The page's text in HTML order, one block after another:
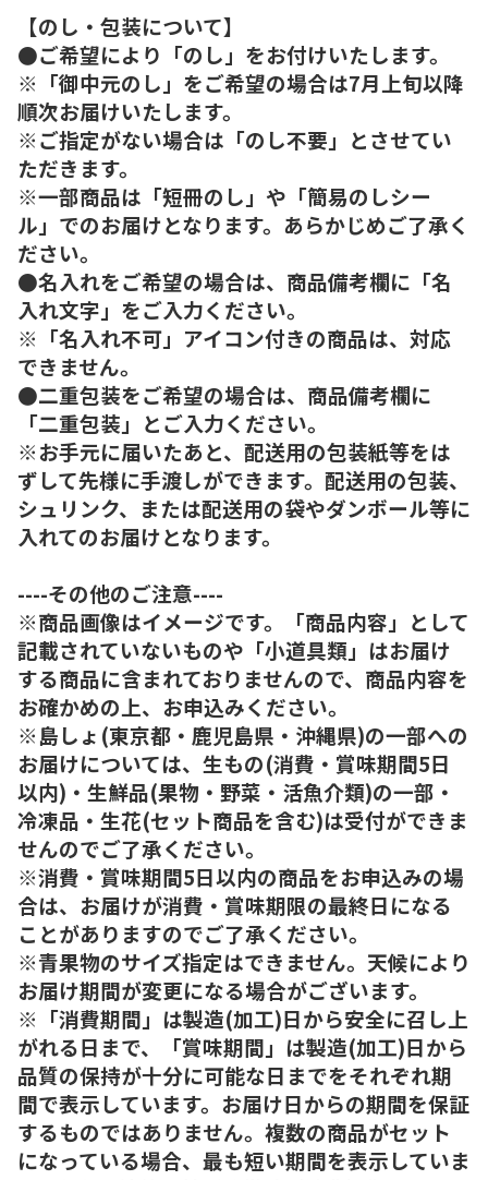
【のし・包装について】
●ご希望により「のし」をお付けいたします。
※「御中元のし」をご希望の場合は7月上旬以降
順次お届けいたします。
※ご指定がない場合は「のし不要」とさせてい
ただきます。
※一部商品は「短冊のし」や「簡易のしシー
ル」でのお届けとなります。あらかじめご了承く
ださい。
●名入れをご希望の場合は、商品備考欄に「名
入れ文字」をご入力ください。
※「名入れ不可」アイコン付きの商品は、対応
できません。
●二重包装をご希望の場合は、商品備考欄に
「二重包装」とご入力ください。
※お手元に届いたあと、配送用の包装紙等をは
ずして先様に手渡しができます。配送用の包装、
シュリンク、または配送用の袋やダンボール等に
入れてのお届けとなります。
----その他のご注意----
※商品画像はイメージです。「商品内容」として
記載されていないものや「小道具類」はお届け
する商品に含まれておりませんので、商品内容を
お確かめの上、お申込みください。
※島しょ(東京都・鹿児島県・沖縄県)の一部への
お届けについては、生もの(消費・賞味期間5日
以内)・生鮮品(果物・野菜・活魚介類)の一部・
冷凍品・生花(セット商品を含む)は受付ができま
せんのでご了承ください。
※消費・賞味期間5日以内の商品をお申込みの場
合は、お届けが消費・賞味期限の最終日になる
ことがありますのでご了承ください。
※青果物のサイズ指定はできません。天候により
お届け期間が変更になる場合がございます。
※「消費期間」は製造(加工)日から安全に召し上
がれる日まで、「賞味期間」は製造(加工)日から
品質の保持が十分に可能な日までをそれぞれ期
間で表示しています。お届け日からの期間を保証
するものではありません。複数の商品がセット
になっている場合、最も短い期間を表示していま